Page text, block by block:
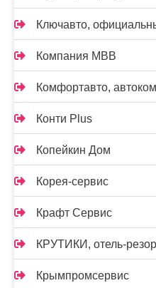
Ключавто,
Компания МВВ
Комфортавто,
Конти Plus
Копейкин Дом
Корея-сервис
Крафт Сервис
КРУТИКИ, отель-
Крымпромсервис